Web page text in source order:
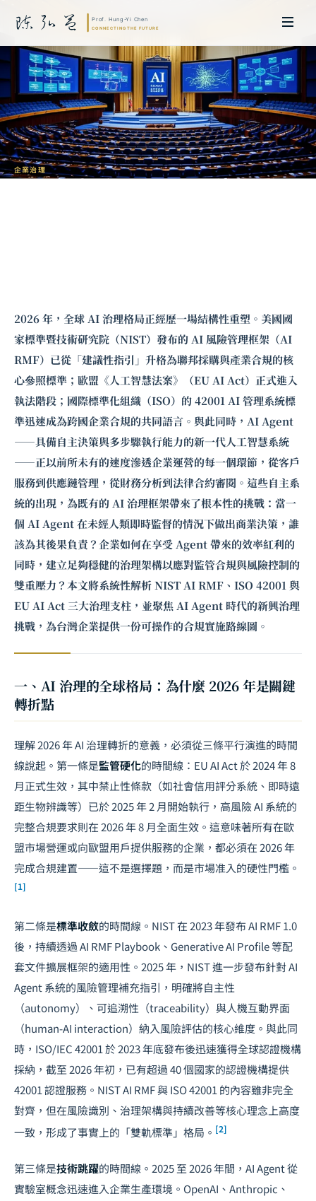
企業治理
2026 年，全球 AI 治理格局正經歷一場結構性重塑。美國國
家標準暨技術研究院（NIST）發布的 AI 風險管理框架（AI
RMF）已從「建議性指引」升格為聯邦採購與產業合規的核
心參照標準；歐盟《人工智慧法案》（EU AI Act）正式進入
執法階段；國際標準化組織（ISO）的 42001 AI 管理系統標
準迅速成為跨國企業合規的共同語言。與此同時，AI Agent
——具備自主決策與多步驟執行能力的新一代人工智慧系統
——正以前所未有的速度滲透企業運營的每一個環節，從客戶
服務到供應鏈管理，從財務分析到法律合約審閱。這些自主系
統的出現，為既有的 AI 治理框架帶來了根本性的挑戰：當一
個 AI Agent 在未經人類即時監督的情況下做出商業決策，誰
該為其後果負責？企業如何在享受 Agent 帶來的效率紅利的
同時，建立足夠穩健的治理架構以應對監管合規與風險控制的
雙重壓力？本文將系統性解析 NIST AI RMF、ISO 42001 與
EU AI Act 三大治理支柱，並聚焦 AI Agent 時代的新興治理
挑戰，為台灣企業提供一份可操作的合規實施路線圖。
一、AI 治理的全球格局：為什麼 2026 年是關鍵
轉折點
理解 2026 年 AI 治理轉折的意義，必須從三條平行演進的時間
線說起。第一條是監管硬化的時間線：EU AI Act 於 2024 年 8
月正式生效，其中禁止性條款（如社會信用評分系統、即時遠
距生物辨識等）已於 2025 年 2 月開始執行，高風險 AI 系統的
完整合規要求則在 2026 年 8 月全面生效。這意味著所有在歐
盟市場營運或向歐盟用戶提供服務的企業，都必須在 2026 年
完成合規建置——這不是選擇題，而是市場准入的硬性門檻。
[1]
第二條是標準收斂的時間線。NIST 在 2023 年發布 AI RMF 1.0
後，持續透過 AI RMF Playbook、Generative AI Profile 等配
套文件擴展框架的適用性。2025 年，NIST 進一步發布針對 AI
Agent 系統的風險管理補充指引，明確將自主性
（autonomy）、可追溯性（traceability）與人機互動界面
（human-AI interaction）納入風險評估的核心維度。與此同
時，ISO/IEC 42001 於 2023 年底發布後迅速獲得全球認證機構
採納，截至 2026 年初，已有超過 40 個國家的認證機構提供
42001 認證服務。NIST AI RMF 與 ISO 42001 的內容雖非完全
對齊，但在風險識別、治理架構與持續改善等核心理念上高度
一致，形成了事實上的「雙軌標準」格局。 [2]
第三條是技術跳躍的時間線。2025 至 2026 年間，AI Agent 從
實驗室概念迅速進入企業生產環境。OpenAI、Anthropic、